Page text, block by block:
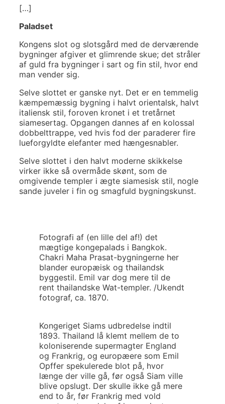
[…]
Paladset
Kongens slot og slotsgård med de derværende
bygninger afgiver et glimrende skue; det stråler
af guld fra bygninger i sart og fin stil, hvor end
man vender sig.
Selve slottet er ganske nyt. Det er en temmelig
kæmpemæssig bygning i halvt orientalsk, halvt
italiensk stil, foroven kronet i et tretårnet
siamesertag. Opgangen dannes af en kolossal
dobbelttrappe, ved hvis fod der paraderer fire
lueforgyldte elefanter med hængesnabler.
Selve slottet i den halvt moderne skikkelse
virker ikke så overmåde skønt, som de
omgivende templer i ægte siamesisk stil, nogle
sande juveler i fin og smagfuld bygningskunst.
Fotografi af (en lille del af!) det
mægtige kongepalads i Bangkok.
Chakri Maha Prasat-bygningerne her
blander europæisk og thailandsk
byggestil. Emil var dog mere til de
rent thailandske Wat-templer. /Ukendt
fotograf, ca. 1870.
Kongeriget Siams udbredelse indtil
1893. Thailand lå klemt mellem de to
koloniserende supermagter England
og Frankrig, og europæere som Emil
Opffer spekulerede blot på, hvor
længe der ville gå, før også Siam ville
blive opslugt. Der skulle ikke gå mere
end to år, før Frankrig med vold